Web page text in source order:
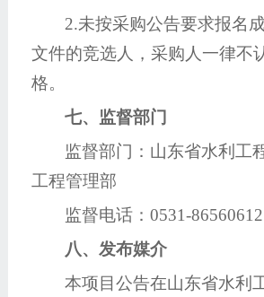
2.未按采购公告要求报名
文件的竞选人，采购人一律不
格。
七、监督部门
监督部门：山东省水利工
工程管理部
监督电话：0531-86560612
八、发布媒介
本项目公告在山东省水利